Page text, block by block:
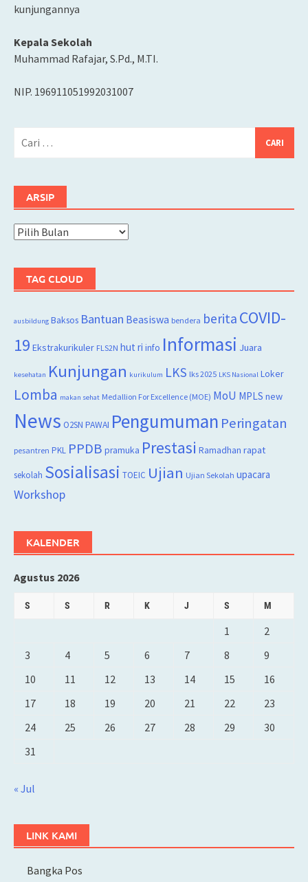
kunjungannya
Kepala Sekolah
Muhammad Rafajar, S.Pd., M.TI.
NIP. 196911051992031007
ARSIP
Arsip
TAG CLOUD
ausbildung Baksos Bantuan Beasiswa bendera berita COVID-
19 Ekstrakurikuler FLS2N hut ri info Informasi Juara
kesehatan Kunjungan kurikulum LKS lks 2025 LKS Nasional Loker
Lomba makan sehat Medallion For Excellence (MOE) MoU MPLS new
News O2SN PAWAI Pengumuman Peringatan
pesantren PKL PPDB pramuka Prestasi Ramadhan rapat
sekolah Sosialisasi TOEIC Ujian Ujian Sekolah upacara
Workshop
KALENDER
Agustus 2026
S S R K J S M
1
2
3
4 5 6 7 8
9
10
11 12 13 14 15
16
17
18 19 20 21 22
23
24
25 26 27 28 29
30
31
« Jul
LINK KAMI
Bangka Pos